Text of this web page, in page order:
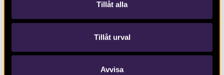
Tillåt alla
Tillåt urval
Avvisa